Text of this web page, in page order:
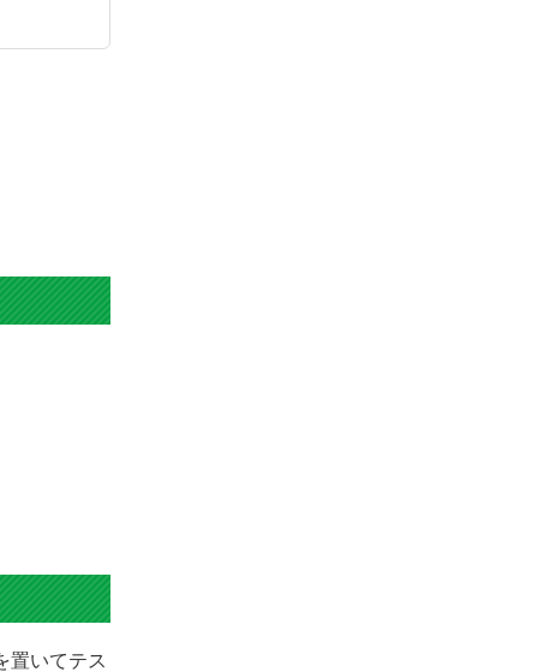
置いてテス